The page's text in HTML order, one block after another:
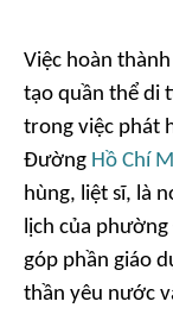
Việc hoàn
tạo quần thể di
trong việc phát
Đường Hồ Chí
hùng, liệt sĩ, là
lịch của
góp phần giáo
thần yêu nước